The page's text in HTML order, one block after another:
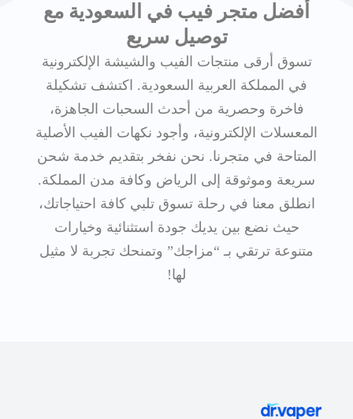
أفضل متجر فيب في السعودية مع
توصيل سريع
تسوق أرقى منتجات الفيب والشيشة الإلكترونية
في المملكة العربية السعودية. اكتشف تشكيلة
فاخرة وحصرية من أحدث السحبات الجاهزة،
المعسلات الإلكترونية، وأجود نكهات الفيب الأصلية
المتاحة في متجرنا. نحن نفخر بتقديم خدمة شحن
سريعة وموثوقة إلى الرياض وكافة مدن المملكة.
انطلق معنا في رحلة تسوق تلبي كافة احتياجاتك،
حيث نضع بين يديك جودة استثنائية وخيارات
متنوعة ترتقي بـ “مزاجك” وتمنحك تجربة لا مثيل
لها!